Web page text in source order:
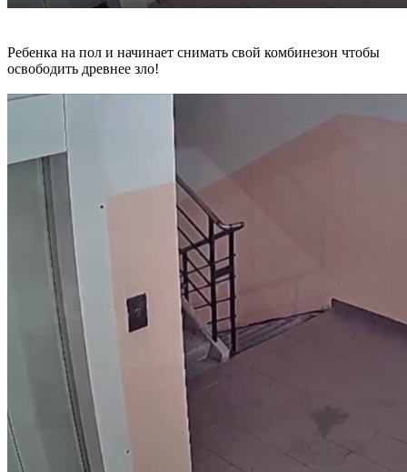
Ребенка на пол и начинает снимать свой комбинезон чтобы
освободить древнее зло!